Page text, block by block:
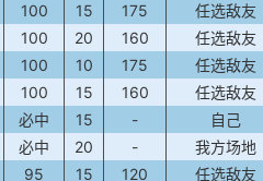
100 15 175
任选敌友
100 20 160
任选敌友
100 10 175
任选敌友
100 15 160
任选敌友
必中 15 -
自己
必中 20 -
我方场地
95 15 120
任选敌友